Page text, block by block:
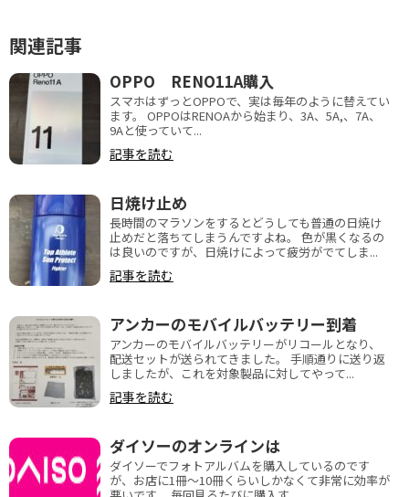
関連記事
OPPO RENO11A購入
スマホはずっとOPPOで、実は毎年のように替えてい
ます。 OPPOはRENOAから始まり、3A、5A,、7A、
9Aと使っていて...
記事を読む
日焼け止め
長時間のマラソンをするとどうしても普通の日焼け
止めだと落ちてしまうんですよね。 色が黒くなるの
は良いのですが、日焼けによって疲労がでてしま...
記事を読む
アンカーのモバイルバッテリー到着
アンカーのモバイルバッテリーがリコールとなり、
配送セットが送られてきました。 手順通りに送り返
しましたが、これを対象製品に対してやって...
記事を読む
ダイソーのオンラインは
ダイソーでフォトアルバムを購入しているのです
が、お店に1冊～10冊くらいしかなくて非常に効率が